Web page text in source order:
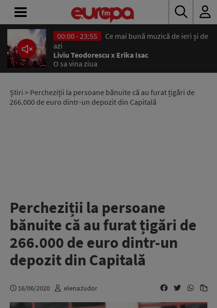
00:00 - 23:55
Ce mai bună muzică de ieri și de
azi
Liviu Teodorescu x Erika Isac
O sa vina ziua
Știri > Percheziții la persoane bănuite că au furat țigări de
266.000 de euro dintr-un depozit din Capitală
Percheziții la persoane
bănuite că au furat țigări de
266.000 de euro dintr-un
depozit din Capitală
16/06/2020 elena.tudor
ACASĂ
ȘTIRI
RADIO